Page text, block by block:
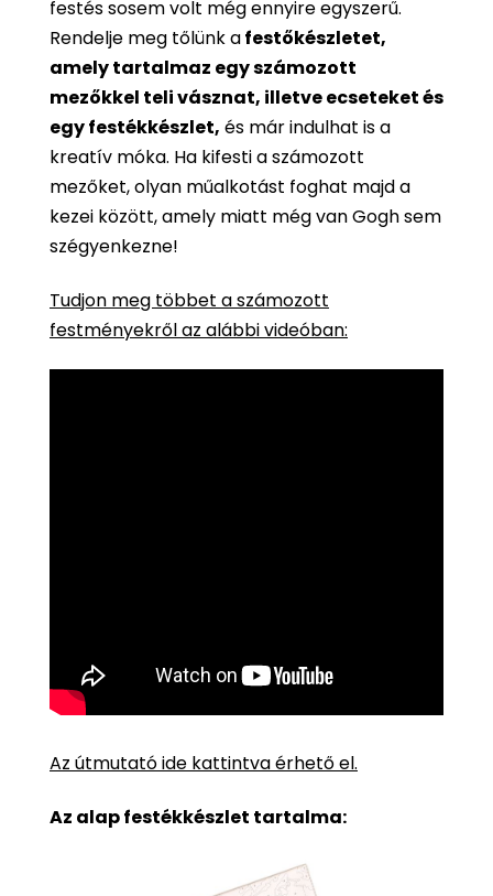
festés sosem volt még ennyire egyszerű.
Rendelje meg tőlünk afestőkészletet,
amely tartalmaz egy számozott
mezőkkel teli vásznat, illetve ecseteket és
egy festékkészlet, és már indulhat is a
kreatív móka. Ha kifesti a számozott
mezőket, olyan műalkotást foghat majd a
kezei között, amely miatt még van Gogh sem
szégyenkezne!
Tudjon meg többet a számozott
festményekről az alábbi videóban:
Az útmutató ide kattintva érhető el.
Az alap festékkészlet tartalma: